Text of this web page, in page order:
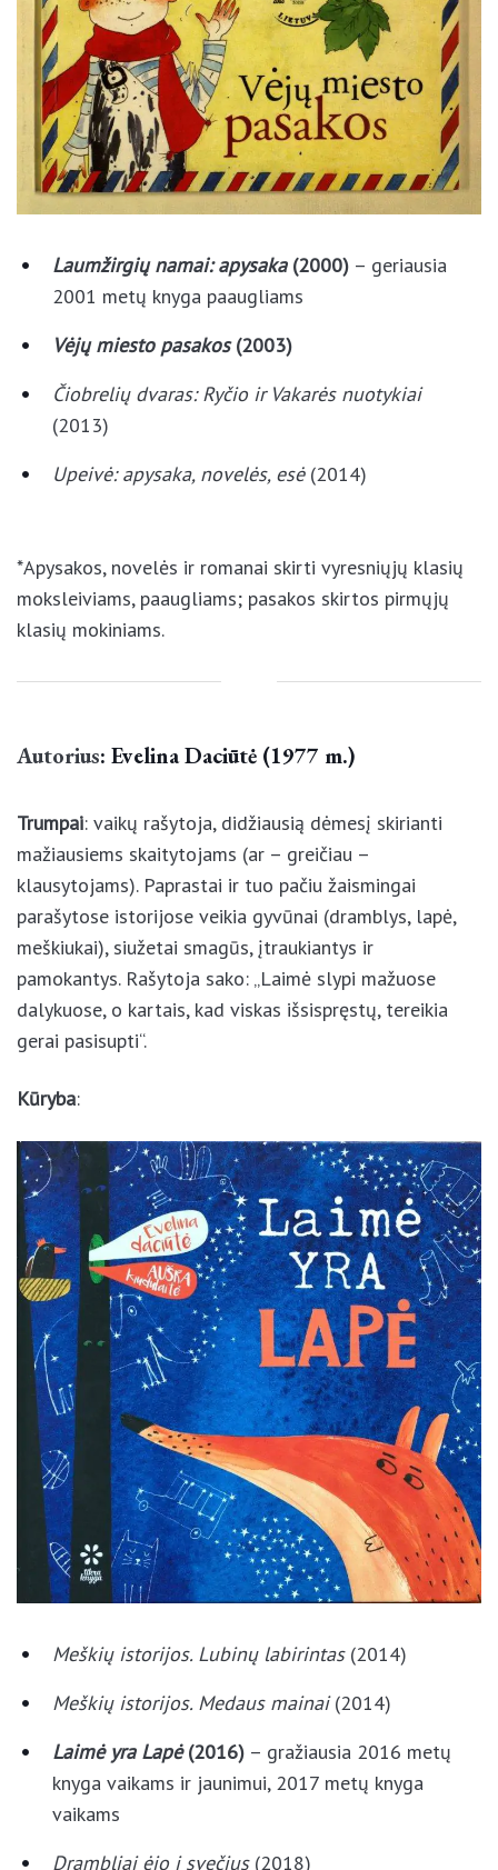
Laumžirgių namai: apysaka
2001 metų knyga paaugliams
Vėjų miesto pasakos(2003)
Čiobrelių dvaras: Ryčio ir Vakarės nuotykiai
(2013)
*Apysakos, novelės ir romanai skirti vyresniųjų klasių
moksleiviams, paaugliams; pasakos skirtos pirmųjų
klasių mokiniams.
Trumpai
: vaikų rašytoja, didžiausią dėmesį skirianti
mažiausiems skaitytojams (ar – greičiau –
klausytojams). Paprastai ir tuo pačiu žaismingai
parašytose istorijose veikia gyvūnai (dramblys, lapė,
meškiukai), siužetai smagūs, įtraukiantys ir
pamokantys. Rašytoja sako: „Laimė slypi mažuose
dalykuose, o kartais, kad viskas išsispręstų, tereikia
gerai pasisupti“.
Kūryba:
Laimė yra Lapė(2016)– gražiausia 2016 metų
knyga vaikams ir jaunimui, 2017 metų knyga